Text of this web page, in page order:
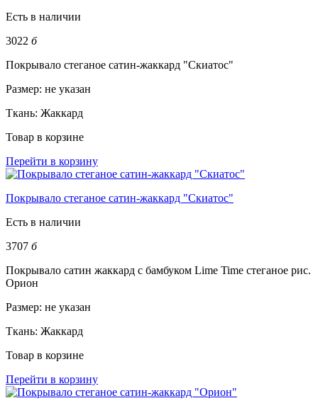
Есть в наличии
3022 б
Покрывало стеганое сатин-жаккард "Скиатос"
Размер: не указан
Ткань: Жаккард
Товар в корзине
Перейти в корзину
Покрывало стеганое сатин-жаккард "Скиатос"
Есть в наличии
3707 б
Покрывало сатин жаккард с бамбуком Lime Time стеганое рис.
Орион
Размер: не указан
Ткань: Жаккард
Товар в корзине
Перейти в корзину